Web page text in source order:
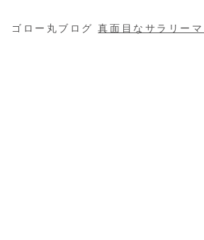
ゴロー丸ブログ真面目なサラリー